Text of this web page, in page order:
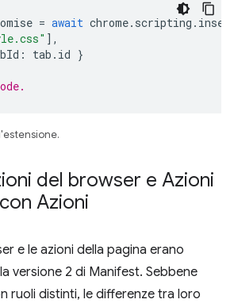
= await chrome. scripting .
],
: tab . id }
del browser e Azioni
Azioni
e le azioni della pagina erano
versione 2 di Manifest. Sebbene
ruoli distinti, le differenze tra loro